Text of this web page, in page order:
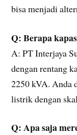
bisa menjadi
Q: Berapa
A: PT Interjaya
dengan rentang
2250 kVA. Anda
listrik dengan
Q: Apa saja